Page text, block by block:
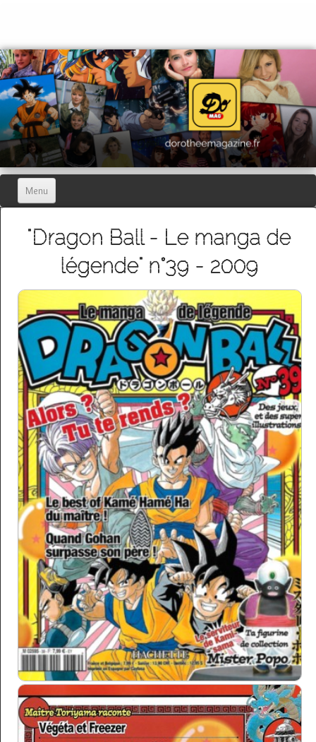
Menu
Dorothée Magazine▼
Dorothée Blog▼
Archives TV▼
AB Hit▼
Bonus▼
"Dragon Ball - Le manga de
légende" n°39 - 2009